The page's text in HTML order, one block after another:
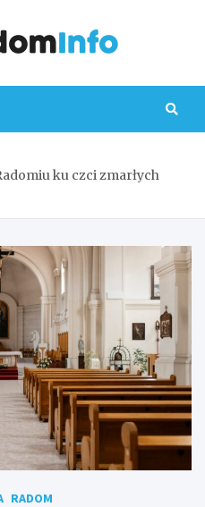
ku czci zmarłych
RADOM